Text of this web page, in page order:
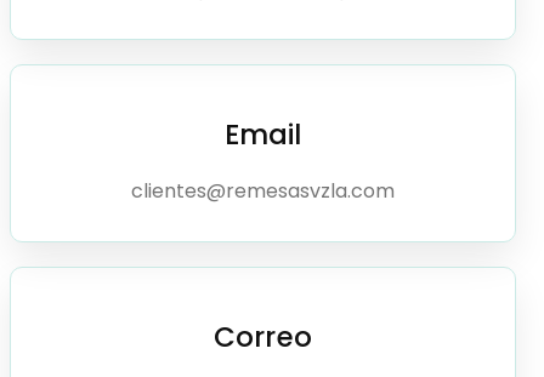
Email
clientes@remesasvzla.com
Correo